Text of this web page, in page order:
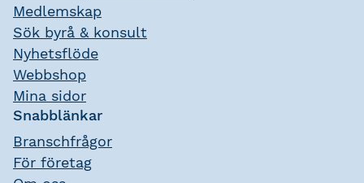
Medlemskap
Sök byrå & konsult
Nyhetsflöde
Webbshop
Mina sidor
Snabblänkar
Branschfrågor
För företag